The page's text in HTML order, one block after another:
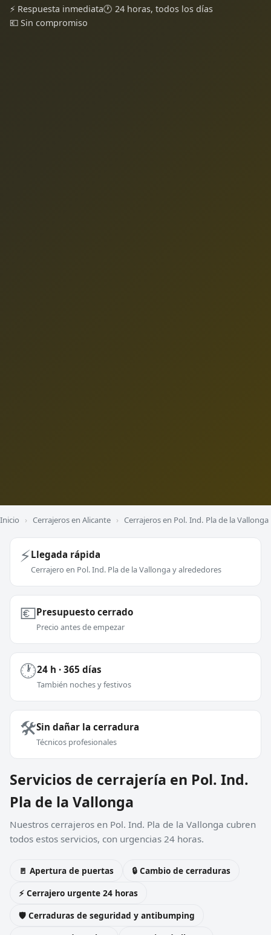
⚡ Respuesta inmediata🕐 24 horas, todos los días
💶 Sin compromiso
Inicio › Cerrajeros en Alicante › Cerrajeros en Pol. Ind. Pla de la Vallonga
⚡Llegada rápida
Cerrajero en Pol. Ind. Pla de la Vallonga y alrededores
💶Presupuesto cerrado
Precio antes de empezar
🕐24 h · 365 días
También noches y festivos
🛠️Sin dañar la cerradura
Técnicos profesionales
Servicios de cerrajería en Pol. Ind.
Pla de la Vallonga
Nuestros cerrajeros en Pol. Ind. Pla de la Vallonga cubren
todos estos servicios, con urgencias 24 horas.
🚪 Apertura de puertas
🔒 Cambio de cerraduras
⚡ Cerrajero urgente 24 horas
🛡️ Cerraduras de seguridad y antibumping